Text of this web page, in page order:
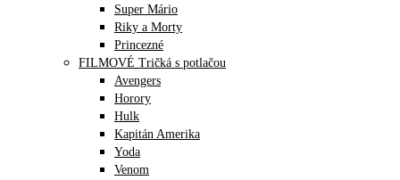
Super Mário
Riky a Morty
Princezné
FILMOVÉ Tričká s potlačou
Avengers
Horory
Hulk
Kapitán Amerika
Yoda
Venom